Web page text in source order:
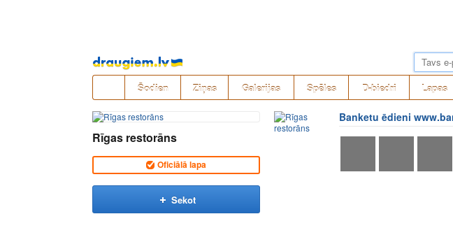
Pāriet
uz
saturu
Šodien Ziņas Galerijas Spēles D-biedri Lapas
Rīgas restorāns
Oficiālā lapa
Sekot
Banketu ēdieni